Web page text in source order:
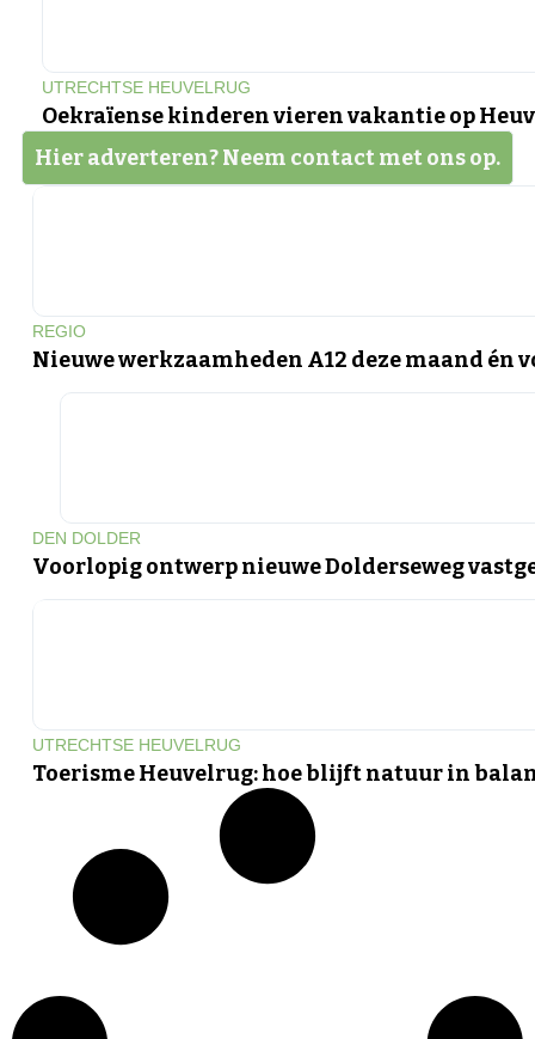
UTRECHTSE HEUVELRUG
Oekraïense kinderen vieren vakantie op
Hier adverteren? Neem contact met ons op.
REGIO
Nieuwe werkzaamheden A12 deze maand én
DEN DOLDER
Voorlopig ontwerp nieuwe Dolderseweg
UTRECHTSE HEUVELRUG
Toerisme Heuvelrug: hoe blijft natuur in